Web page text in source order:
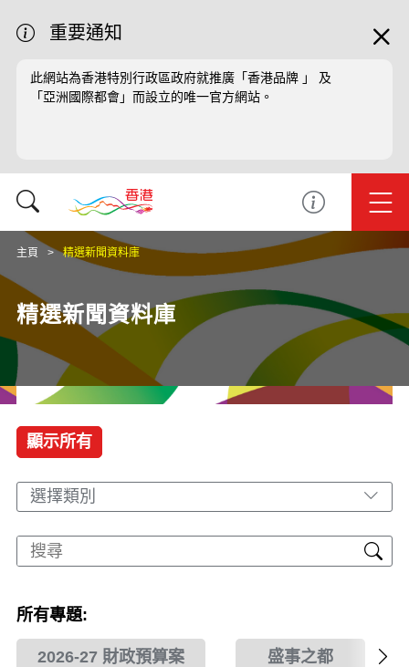
重要通知
此網站為香港特別行政區政府就推廣「香港品牌 」 及
「亞洲國際都會」而設立的唯一官方網站。
主頁 精選新聞資料庫
精選新聞資料庫
顯示所有
選擇類別
所有專題:
2026-27 財政預算案 盛事之都